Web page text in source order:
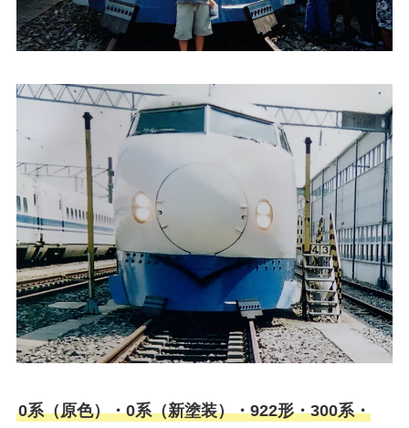
0系（原色）・0系（新塗装）・922形・300系・